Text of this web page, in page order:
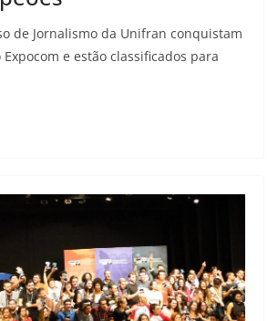
de Jornalismo da Unifran conquistam
e estão classificados para